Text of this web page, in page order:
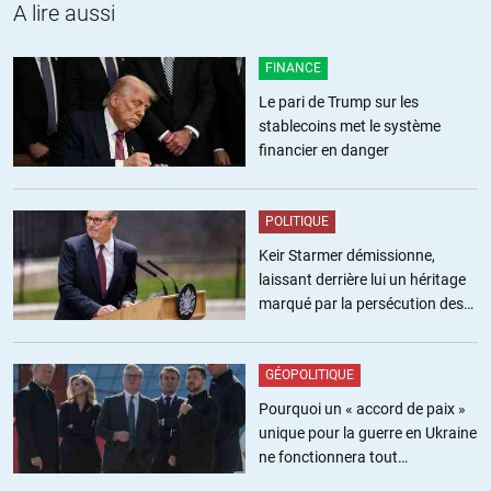
que la démographie par rapport à un horizon de long terme.
retraite n’était pas à reculer dans le temps, mais à avancer à 59 ans
pour arriver au même équilibre que celui visé en Allemagne.
ALERTER
A lire aussi
FINANCE
Le pari de Trump sur les
stablecoins met le système
financier en danger
POLITIQUE
Keir Starmer démissionne,
laissant derrière lui un héritage
marqué par la persécution des
GÉOPOLITIQUE
Pourquoi un « accord de paix »
unique pour la guerre en Ukraine
ne fonctionnera tout